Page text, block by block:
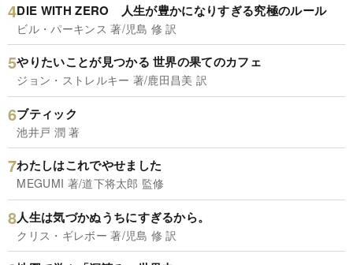
DIE WITH ZERO 人生が豊かになりすぎる究極のルール
ビル・パーキンス 著/児島 修 訳
やりたいことが見つかる 世界の果てのカフェ
ジョン・ストレルキー 著/鹿田昌美 訳
ブティック
池井戸 潤 著
わたしはこれでやせました
MEGUMI 著/道下将太郎 監修
人生は気づかぬうちにすぎるから。
クリス・ギレボー 著/児島 修 訳